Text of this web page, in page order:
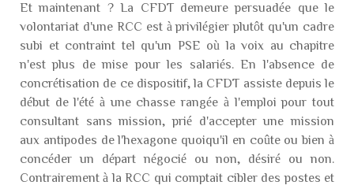
Et maintenant ? La CFDT demeure persuadée que le
volontariat d'une RCC est à privilégier plutôt qu'un cadre
subi et contraint tel qu'un PSE où la voix au chapitre
n'est plus de mise pour les salariés. En l'absence de
concrétisation de ce dispositif, la CFDT assiste depuis le
début de l'été à une chasse rangée à l'emploi pour tout
consultant sans mission, prié d'accepter une mission
aux antipodes de l'hexagone quoiqu'il en coûte ou bien à
concéder un départ négocié ou non, désiré ou non.
Contrairement à la RCC qui comptait cibler des postes et